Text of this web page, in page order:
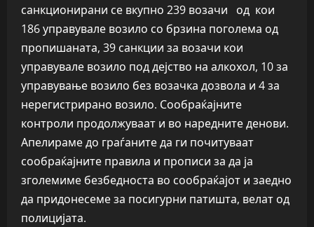
санкционирани се вкупно 239 возачи од кои
186 управувале возило со брзина поголема од
пропишаната, 39 санкции за возачи кои
управувале возило под дејство на алкохол, 10 за
управување возило без возачка дозвола и 4 за
нерегистрирано возило. Сообраќајните
контроли продолжуваат и во наредните денови.
Апелираме до граѓаните да ги почитуваат
сообраќајните правила и прописи за да ја
зголемиме безбедноста во сообраќајот и заедно
да придонесеме за посигурни патишта, велат од
полицијата.